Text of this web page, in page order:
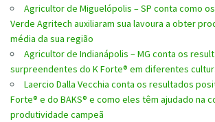
Agricultor de Miguelópolis – SP conta como
Verde Agritech auxiliaram sua lavoura a obter
média da sua região
Agricultor de Indianápolis – MG conta os
surpreendentes do K Forte® em diferentes
Laercio Dalla Vecchia conta os resultados
Forte® e do BAKS® e como eles têm ajudado na
produtividade campeã